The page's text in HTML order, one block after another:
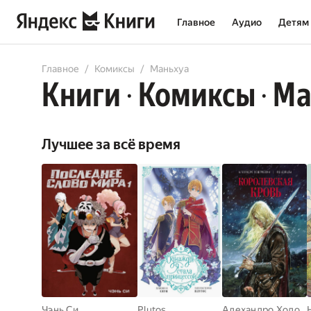
Главное Аудио Детям
Главное Комиксы Маньхуа
Comicbooks
Книги • Комиксы •
Лучшее за всё время